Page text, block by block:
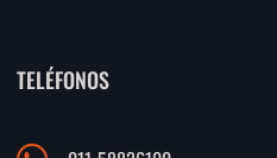
TELÉFONOS